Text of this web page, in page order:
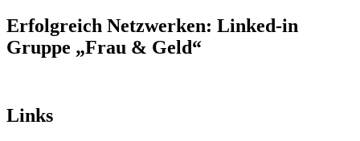
Erfolgreich Netzwerken: Linked-in
Gruppe „Frau & Geld“
Links